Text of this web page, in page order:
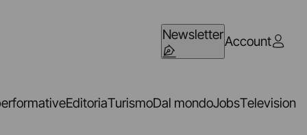
NewsletterAccount
EditoriaTurismoDal mondoJobsTelevision